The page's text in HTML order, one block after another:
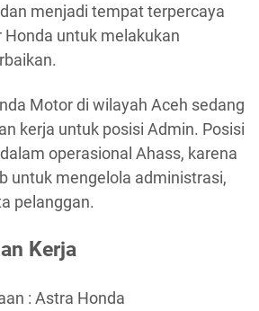
menjadi tempat terpercaya
Honda untuk melakukan
Motor di wilayah Aceh sedang
kerja untuk posisi Admin. Posisi
operasional Ahass, karena
untuk mengelola administrasi,
pelanggan.
Kerja
: Astra Honda